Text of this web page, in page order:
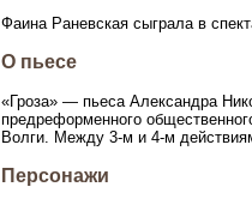
Фаина Раневская сыграла в
О пьесе
«Гроза» — пьеса Александра
предреформенного
Волги. Между 3-м и 4-м
Персонажи